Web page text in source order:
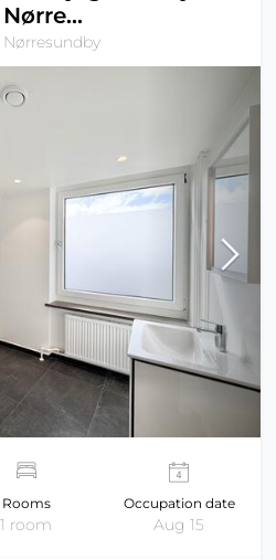
Rooms
1 room
Occupation date
Aug 15